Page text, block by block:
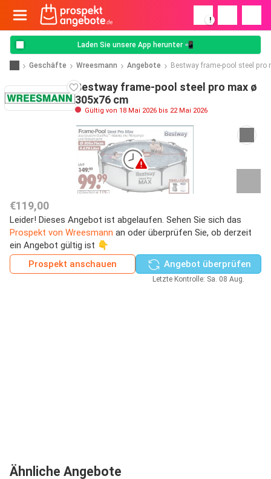
!
Laden Sie unsere App herunter 📲
Geschäfte Wreesmann Angebote Bestway frame-pool steel pro
Bestway frame-pool steel pro max ø
305x76 cm
Gültig von 18 Mai 2026 bis 22 Mai 2026
€119,00
Leider! Dieses Angebot ist abgelaufen. Sehen Sie sich das
Prospekt von Wreesmann an oder überprüfen Sie, ob derzeit
ein Angebot gültig ist 👇
Prospekt anschauen
Angebot überprüfen
Letzte Kontrolle: Sa. 08 Aug.
Ähnliche Angebote